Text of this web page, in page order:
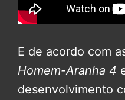
E de acordo com
Homem-Aranha 4
desenvolvimento